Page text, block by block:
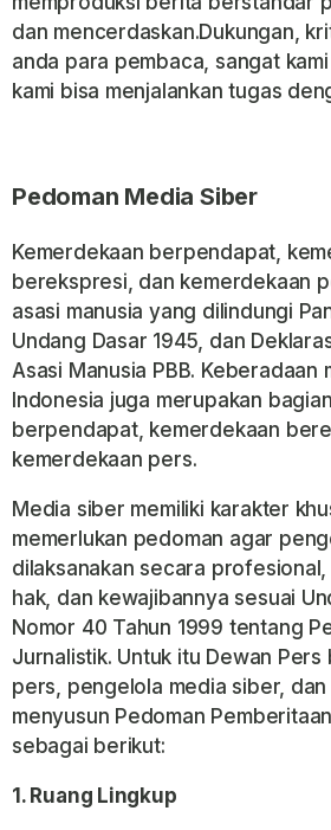
dan mencerdaskan.Dukungan,
anda para pembaca, sangat
kami bisa menjalankan tugas
Pedoman Media Siber
Kemerdekaan berpendapat,
berekspresi, dan kemerdekaan
asasi manusia yang dilindungi
Undang Dasar 1945, dan
Asasi Manusia PBB. Keberadaan
Indonesia juga merupakan
berpendapat, kemerdekaan
kemerdekaan pers.
Media siber memiliki karakter
memerlukan pedoman agar
dilaksanakan secara profesional,
hak, dan kewajibannya sesuai
Nomor 40 Tahun 1999 tentang
Jurnalistik. Untuk itu Dewan
pers, pengelola media siber,
menyusun Pedoman
sebagai berikut:
1. Ruang Lingkup